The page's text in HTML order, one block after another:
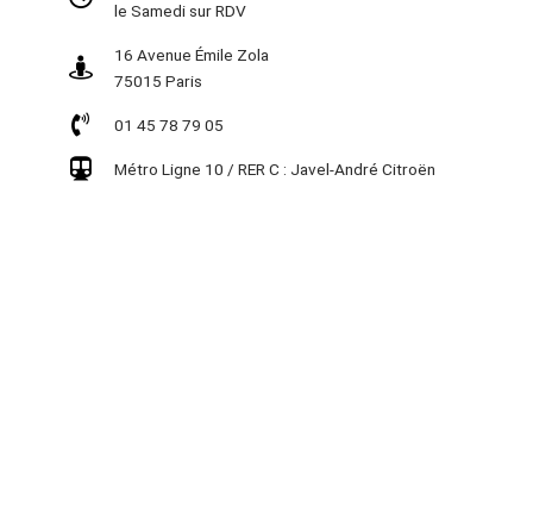
le Samedi sur RDV
16 Avenue Émile Zola
75015 Paris
01 45 78 79 05
Métro Ligne 10 / RER C : Javel-André Citroën